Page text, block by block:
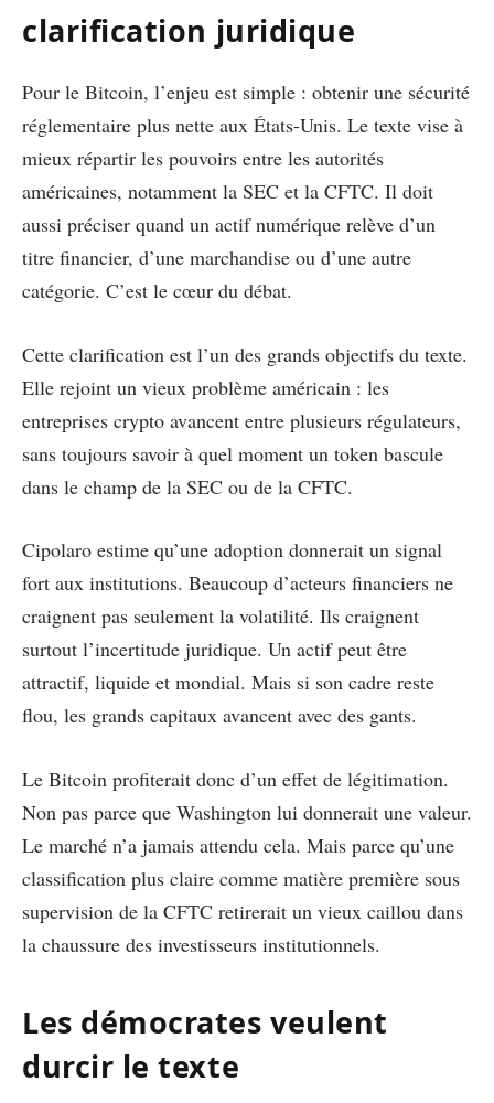
clarification juridique
Pour le Bitcoin, l’enjeu est simple : obtenir une sécurité
réglementaire plus nette aux États-Unis. Le texte vise à
mieux répartir les pouvoirs entre les autorités
américaines, notamment la SEC et la CFTC. Il doit
aussi préciser quand un actif numérique relève d’un
titre financier, d’une marchandise ou d’une autre
catégorie. C’est le cœur du débat.
Cette clarification est l’un des grands objectifs du texte.
Elle rejoint un vieux problème américain : les
entreprises crypto avancent entre plusieurs régulateurs,
sans toujours savoir à quel moment un token bascule
dans le champ de la SEC ou de la CFTC.
Cipolaro estime qu’une adoption donnerait un signal
fort aux institutions. Beaucoup d’acteurs financiers ne
craignent pas seulement la volatilité. Ils craignent
surtout l’incertitude juridique. Un actif peut être
attractif, liquide et mondial. Mais si son cadre reste
flou, les grands capitaux avancent avec des gants.
Le Bitcoin profiterait donc d’un effet de légitimation.
Non pas parce que Washington lui donnerait une valeur.
Le marché n’a jamais attendu cela. Mais parce qu’une
classification plus claire comme matière première sous
supervision de la CFTC retirerait un vieux caillou dans
la chaussure des investisseurs institutionnels.
Les démocrates veulent
durcir le texte